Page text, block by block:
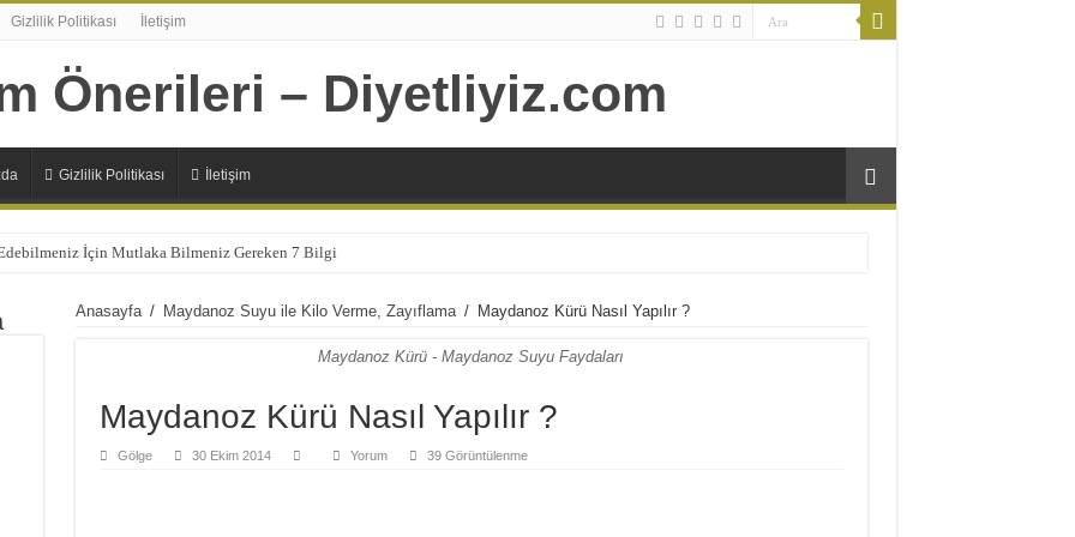
Gizlilik Politikası İletişim
Gizlilik Politikası İletişim
İçin Mutlaka Bilmeniz Gereken 7 Bilgi
7 Sağlıksız Beslenme Alışkanlıkları
Daha Çok İhtiyaç Duyduğu 20 Besin
İçin 10 Çok Sağlıklı Sebep
Faydaları Nelerdir?
İşe Yarıyor?
?
Anasayfa / Maydanoz Suyu ile Kilo Verme, Zayıflama / Maydanoz Kürü Nasıl Yapılır ?
Maydanoz Kürü - Maydanoz Suyu Faydaları
Maydanoz Kürü Nasıl Yapılır ?
Gölge 30 Ekim 2014 Yorum 39 Görüntülenme